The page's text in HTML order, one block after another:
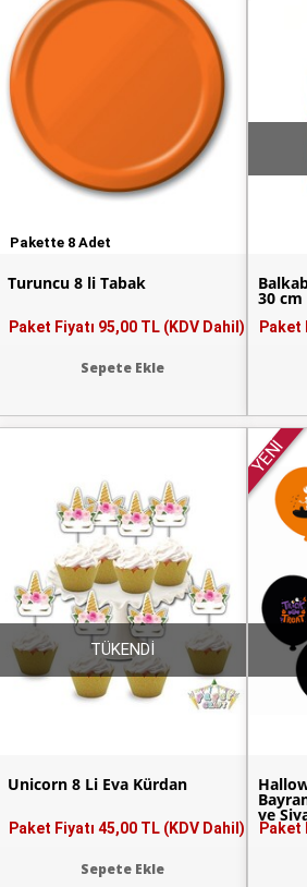
Pakette 8 Adet
Turuncu 8 li Tabak
Paket Fiyatı 95,00 TL (KDV Dahil)
Sepete Ekle
30 cm
Paket
Unicorn 8 Li Eva Kürdan
Paket Fiyatı 45,00 TL (KDV Dahil)
Sepete Ekle
TÜKENDİ
YENİ
ve
Paket